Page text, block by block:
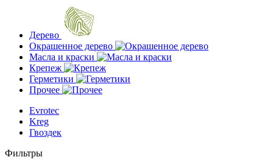
Дерево
Окрашенное дерево
Масла и краски
Крепеж
Герметики
Прочее
Evrotec
Kreg
Гвоздек
Фильтры